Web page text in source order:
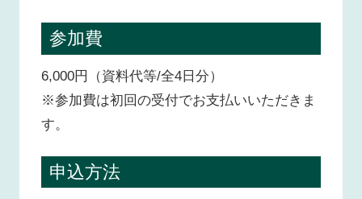
参加費
6,000円（資料代等/全4日分）
※参加費は初回の受付でお支払いいただきま
す。
申込方法